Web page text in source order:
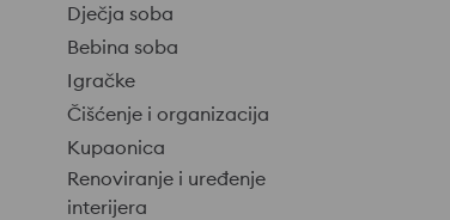
Dječja soba
Bebina soba
Igračke
Čišćenje i organizacija
Kupaonica
Renoviranje i uređenje
interijera